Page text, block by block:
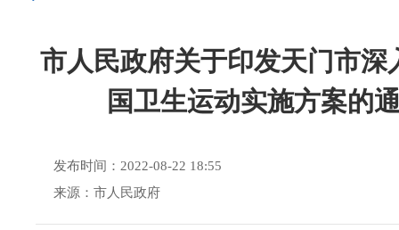
市人民政府关于印发天门市深
国卫生运动实施方案的
发布时间：2022-08-22 18:55
来源：市人民政府